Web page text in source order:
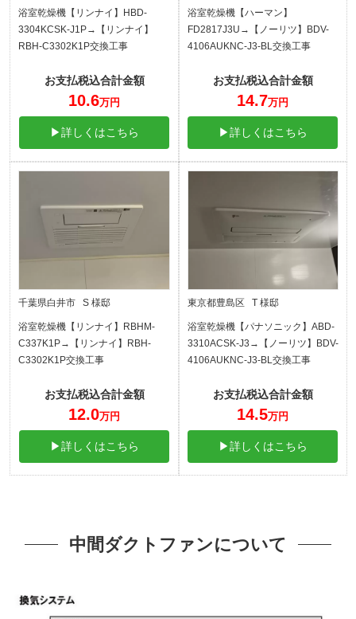
浴室乾燥機【リンナイ】HBD-
3304KCSK-J1P→【リンナイ】
RBH-C3302K1P交換工事
お支払税込合計金額
10.6万円
▶詳しくはこちら
浴室乾燥機【ハーマン】
FD2817J3U→【ノーリツ】BDV-
4106AUKNC-J3-BL交換工事
お支払税込合計金額
14.7万円
▶詳しくはこちら
千葉県白井市 S 様邸
浴室乾燥機【リンナイ】RBHM-
C337K1P→【リンナイ】RBH-
C3302K1P交換工事
お支払税込合計金額
12.0万円
▶詳しくはこちら
東京都豊島区 T 様邸
浴室乾燥機【パナソニック】ABD-
3310ACSK-J3→【ノーリツ】BDV-
4106AUKNC-J3-BL交換工事
お支払税込合計金額
14.5万円
▶詳しくはこちら
中間ダクトファンについて